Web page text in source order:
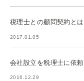
税理士との顧問契約と
2017.01.05
会社設立を税理士に依
2016.12.29